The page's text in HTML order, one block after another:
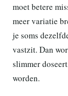
moet betere
meer variatie
je soms
vastzit. Dan
slimmer
worden.